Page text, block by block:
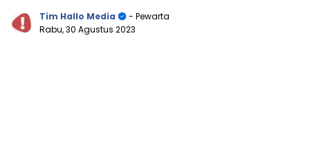
Tim Hallo Media
- Pewarta
Rabu, 30 Agustus 2023